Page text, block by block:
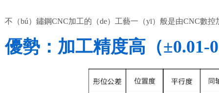
不（bú）鏽鋼CNC加工的（de）工藝一（yī）般是由CNC數
優勢：加工精度高（±0.01-